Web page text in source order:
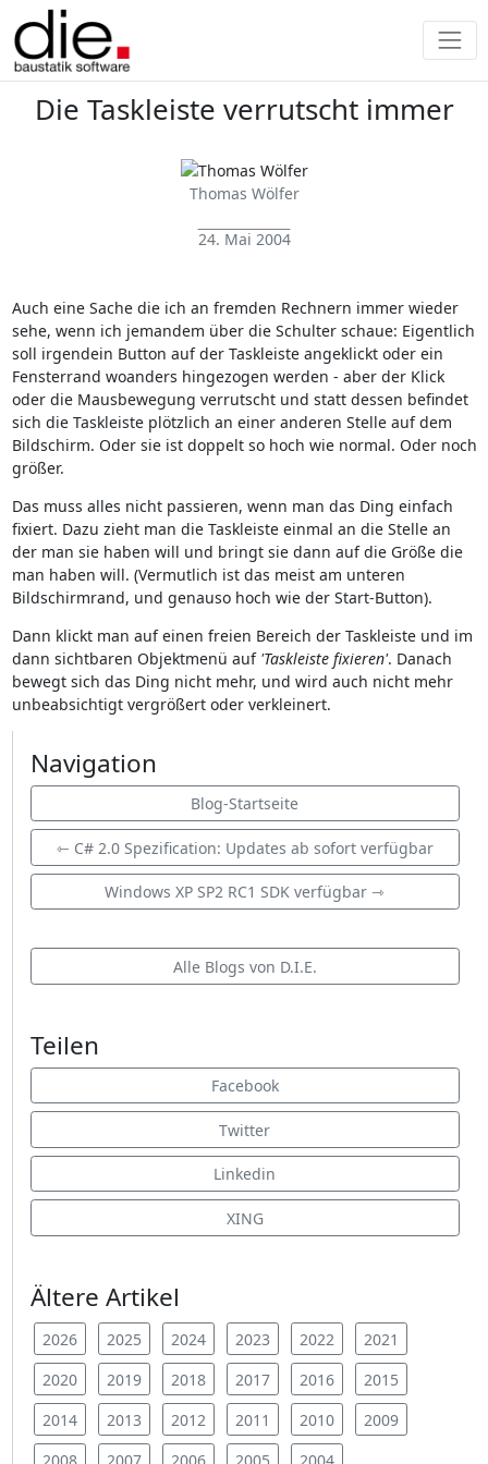
Die Taskleiste verrutscht immer
Thomas Wölfer
24. Mai 2004
Auch eine Sache die ich an fremden Rechnern immer wieder
sehe, wenn ich jemandem über die Schulter schaue: Eigentlich
soll irgendein Button auf der Taskleiste angeklickt oder ein
Fensterrand woanders hingezogen werden - aber der Klick
oder die Mausbewegung verrutscht und statt dessen befindet
sich die Taskleiste plötzlich an einer anderen Stelle auf dem
Bildschirm. Oder sie ist doppelt so hoch wie normal. Oder noch
größer.
Das muss alles nicht passieren, wenn man das Ding einfach
fixiert. Dazu zieht man die Taskleiste einmal an die Stelle an
der man sie haben will und bringt sie dann auf die Größe die
man haben will. (Vermutlich ist das meist am unteren
Bildschirmrand, und genauso hoch wie der Start-Button).
Dann klickt man auf einen freien Bereich der Taskleiste und im
dann sichtbaren Objektmenü auf 'Taskleiste fixieren'. Danach
bewegt sich das Ding nicht mehr, und wird auch nicht mehr
unbeabsichtigt vergrößert oder verkleinert.
Navigation
Blog-Startseite
⇽ C# 2.0 Spezification: Updates ab sofort verfügbar
Windows XP SP2 RC1 SDK verfügbar ⇾
Alle Blogs von D.I.E.
Teilen
Facebook
Twitter
Linkedin
XING
Ältere Artikel
2026 2025 2024 2023 2022
2021
2020
2019 2018 2017 2016
2015
2014
2013 2012 2011 2010
2009